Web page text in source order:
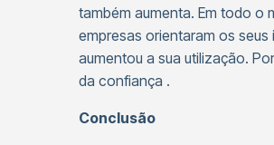
também aumenta. Em todo o
empresas orientaram os
aumentou a sua utilização.
da confiança .
Conclusão